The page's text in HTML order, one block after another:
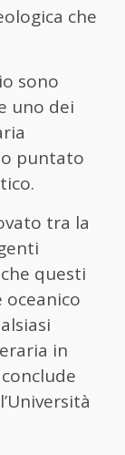
che
sono
uno dei
puntato
tra la
questi
in